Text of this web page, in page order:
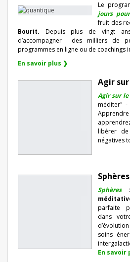
Le
jours
fruit des
Bourit. Depuis plus de vingt
d’accompagner
des milliers de
programmes en ligne ou de coachings
En savoir plus ❯
Agir
Agir sur le
méditer"
libérer de
négatives
Sphères
Sphères:
parfaite
dans
soins
En savoir